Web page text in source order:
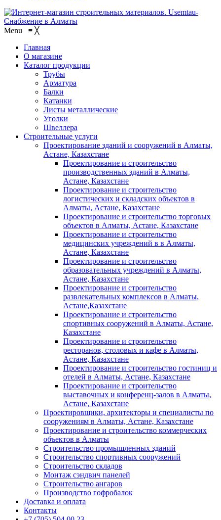
Menu ≡ ╳
Главная
О магазине
Каталог продукции
Трубы
Арматура
Балки
Катанки
Листы металлические
Уголки
Швеллера
Строительные услуги
Проектирование зданий и сооружений в Алматы,
Астане, Казахстане
Проектирование и строительство
производственных зданий в Алматы,
Астане, Казахстане
Проектирование и строительство
логистических и складских объектов в
Алматы, Астане, Казахстане
Проектирование и строительство торговых
объектов в Алматы, Астане, Казахстане
Проектирование и строительство
медицинских учреждений в в Алматы,
Астане, Казахстане
Проектирование и строительство
образовательных учреждений в Алматы,
Астане, Казахстане
Проектирование и строительство
развлекательных комплексов в Алматы,
Астане,Казахстане
Проектирование и строительство
спортивных сооружений в Алматы, Астане,
Казахстане
Проектирование и строительство
ресторанов, столовых и кафе в Алматы,
Астане, Казахстане
Проектирование и строительство гостиниц и
отелей в Алматы, Астане, Казахстане
Проектирование и строительство
выставочных и конференц-залов в Алматы,
Астане, Казахстане
Проектировщики, архитекторы и специалисты по
сооружениям в Алматы, Астане, Казахстане
Проектирование и строительство коммерческих
объектов в Алматы
Строительство промышленных зданий
Строительство спортивных сооружений
Строительство складов
Монтаж сэндвич панелей
Строительство ангаров
Производство гофробалок
Доставка и оплата
Контакты